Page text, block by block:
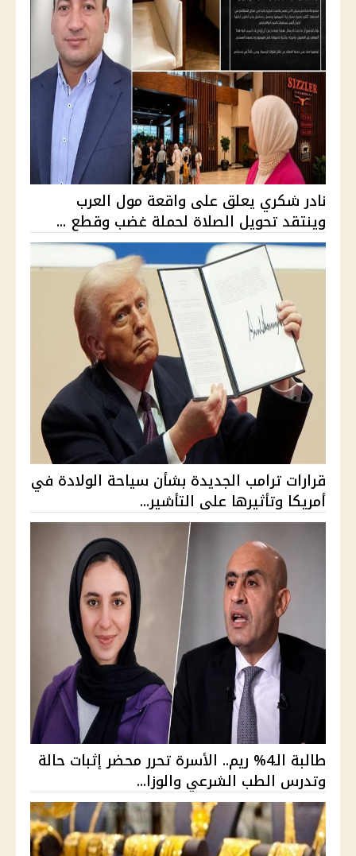
نادر شكري يعلق على واقعة مول العرب
وينتقد تحويل الصلاة لحملة غضب وقطع ...
قرارات ترامب الجديدة بشأن سياحة الولادة في
أمريكا وتأثيرها على التأشير...
طالبة الـ4% ريم.. الأسرة تحرر محضر إثبات حالة
وتدرس الطب الشرعي والوزا...